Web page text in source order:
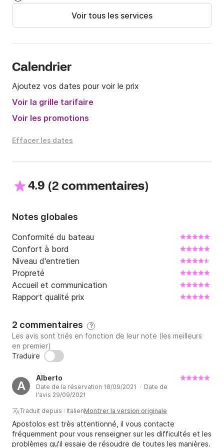
Voir tous les services
Calendrier
Ajoutez vos dates pour voir le prix
Voir la grille tarifaire
Voir les promotions
Effacer les dates
4.9 (2 commentaires)
Notes globales
Conformité du bateau
Confort à bord
Niveau d'entretien
Propreté
Accueil et communication
Rapport qualité prix
2 commentaires ?
Les avis sont triés en fonction de leur note (les meilleurs
en premier)
Traduire
A
Alberto
Date de la réservation 18/09/2021 · Date de
l'avis 29/09/2021
Traduit depuis : ItalienMontrer la version originale
Apostolos est très attentionné, il vous contacte
fréquemment pour vous renseigner sur les difficultés et les
problèmes qu'il essaie de résoudre de toutes les manières.